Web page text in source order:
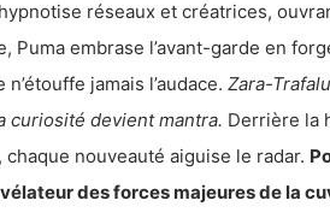
réseaux et créatrices,
Puma embrase l’avant-garde en
jamais l’audace. Zara-
curiosité devient mantra. Derrière la
chaque nouveauté aiguise le radar.
des forces majeures de la